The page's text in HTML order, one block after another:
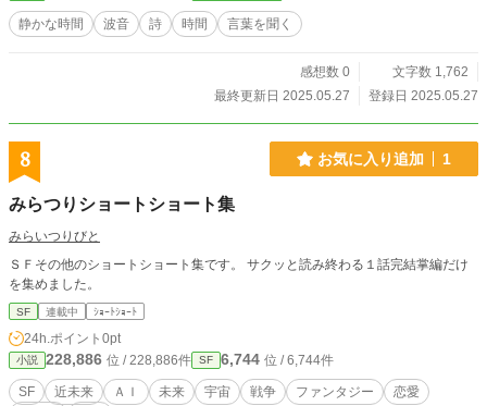
静かな時間 波音 詩 時間 言葉を聞く
感想数 0
文字数 1,762
最終更新日 2025.05.27
登録日 2025.05.27
8 お気に入り追加 1
みらつりショートショート集
みらいつりびと
ＳＦその他のショートショート集です。 サクッと読み終わる１話完結掌編だけ
を集めました。
SF 連載中 ｼｮｰﾄｼｮｰﾄ
24h.ポイント 0pt
小説 228,886 位 / 228,886件 SF 6,744 位 / 6,744件
SF 近未来 ＡＩ 未来 宇宙 戦争 ファンタジー
恋愛